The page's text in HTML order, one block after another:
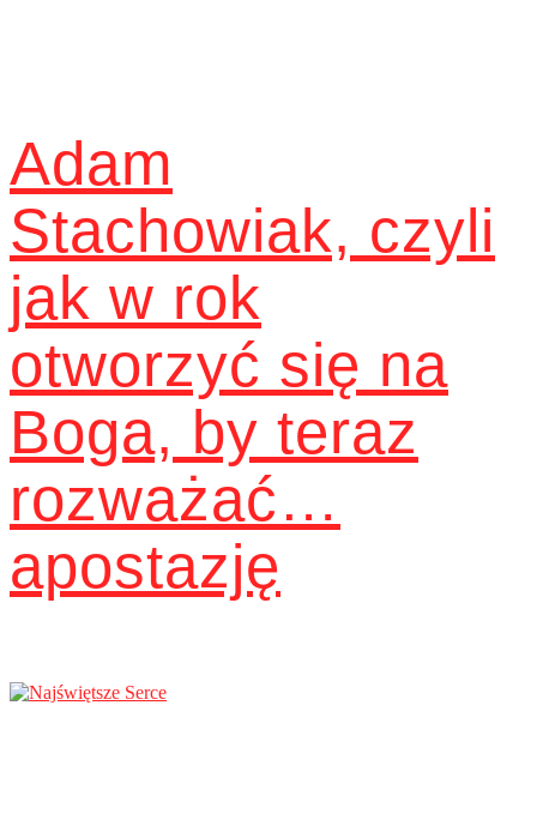
Adam
Stachowiak, czyli
jak w rok
otworzyć się na
Boga, by teraz
rozważać…
apostazję